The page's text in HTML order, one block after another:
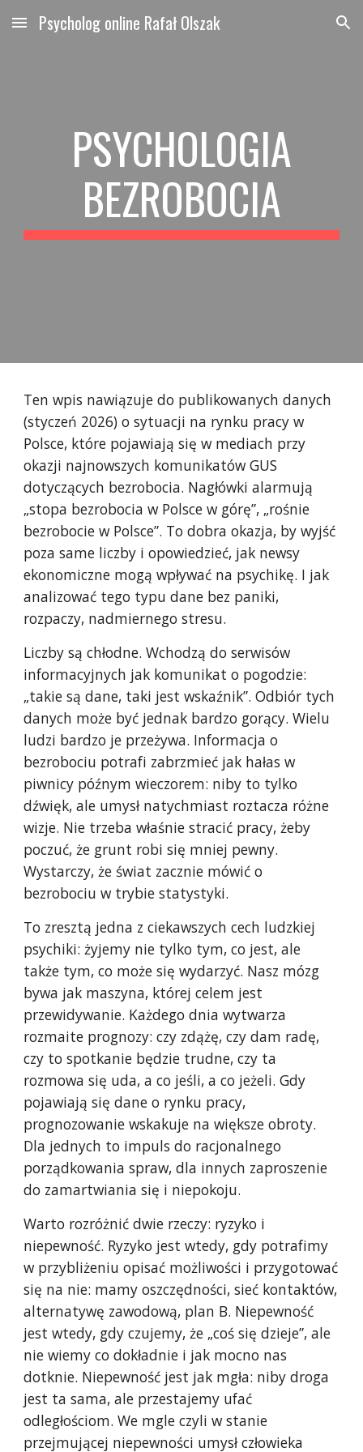
Skip to main content Skip to navigation
Psycholog online Rafał Olszak
PSYCHOLOGIA
BEZROBOCIA
Ten wpis nawiązuje do publikowanych danych
(styczeń 2026) o sytuacji na rynku pracy w
Polsce, które pojawiają się w mediach przy
okazji najnowszych komunikatów GUS
dotyczących bezrobocia. Nagłówki alarmują
„stopa bezrobocia w Polsce w górę”, „rośnie
bezrobocie w Polsce”. To dobra okazja, by wyjść
poza same liczby i opowiedzieć, jak newsy
ekonomiczne mogą wpływać na psychikę. I jak
analizować tego typu dane bez paniki,
rozpaczy, nadmiernego stresu.
Liczby są chłodne. Wchodzą do serwisów
informacyjnych jak komunikat o pogodzie:
„takie są dane, taki jest wskaźnik”. Odbiór tych
danych może być jednak bardzo gorący. Wielu
ludzi bardzo je przeżywa. Informacja o
bezrobociu potrafi zabrzmieć jak hałas w
piwnicy późnym wieczorem: niby to tylko
dźwięk, ale umysł natychmiast roztacza różne
wizje. Nie trzeba właśnie stracić pracy, żeby
poczuć, że grunt robi się mniej pewny.
Wystarczy, że świat zacznie mówić o
bezrobociu w trybie statystyki.
To zresztą jedna z ciekawszych cech ludzkiej
psychiki: żyjemy nie tylko tym, co jest, ale
także tym, co może się wydarzyć. Nasz mózg
bywa jak maszyna, której celem jest
przewidywanie. Każdego dnia wytwarza
rozmaite prognozy: czy zdążę, czy dam radę,
czy to spotkanie będzie trudne, czy ta
rozmowa się uda, a co jeśli, a co jeżeli. Gdy
pojawiają się dane o rynku pracy,
prognozowanie wskakuje na większe obroty.
Dla jednych to impuls do racjonalnego
porządkowania spraw, dla innych zaproszenie
do zamartwiania się i niepokoju.
Warto rozróżnić dwie rzeczy: ryzyko i
niepewność. Ryzyko jest wtedy, gdy potrafimy
w przybliżeniu opisać możliwości i przygotować
się na nie: mamy oszczędności, sieć kontaktów,
alternatywę zawodową, plan B. Niepewność
jest wtedy, gdy czujemy, że „coś się dzieje”, ale
nie wiemy co dokładnie i jak mocno nas
dotknie. Niepewność jest jak mgła: niby droga
jest ta sama, ale przestajemy ufać
odległościom. We mgle czyli w stanie
przejmującej niepewności umysł człowieka